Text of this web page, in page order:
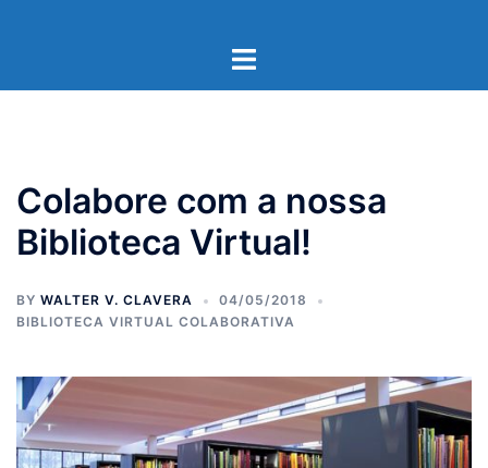
Toggle
Colabore com a nossa
Biblioteca Virtual!
BY WALTER V. CLAVERA
04/05/2018
BIBLIOTECA VIRTUAL COLABORATIVA